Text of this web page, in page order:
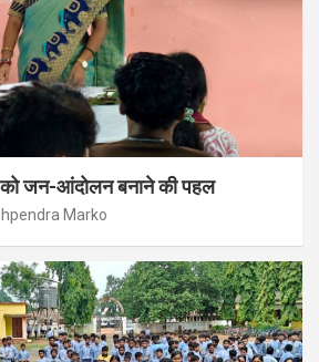
जन-आंदोलन बनाने की पहल
Marko